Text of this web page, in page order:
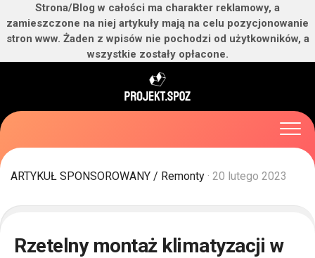
Strona/Blog w całości ma charakter reklamowy, a
zamieszczone na niej artykuły mają na celu pozycjonowanie
stron www. Żaden z wpisów nie pochodzi od użytkowników, a
wszystkie zostały opłacone.
ARTYKUŁ SPONSOROWANY / Remonty · 20 lutego 2023
Rzetelny montaż klimatyzacji w